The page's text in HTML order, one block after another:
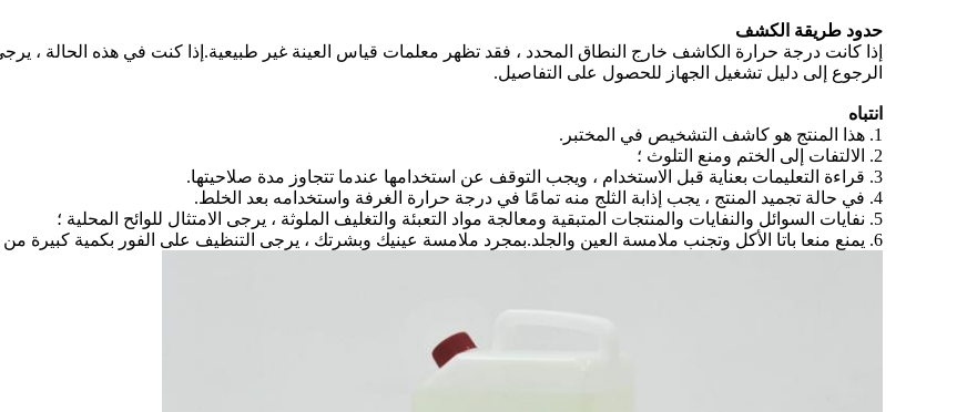
حدود طريقة الكشف
إذا كانت درجة حرارة الكاشف خارج النطاق المحدد ، فقد تظهر معلمات قياس العينة غير طبيعية.إذا كنت في هذه الحالة ،
الرجوع إلى دليل تشغيل الجهاز للحصول على التفاصيل.
انتباه
1. هذا المنتج هو كاشف التشخيص في المختبر.
2. الالتفات إلى الختم ومنع التلوث ؛
3. قراءة التعليمات بعناية قبل الاستخدام ، ويجب التوقف عن استخدامها عندما تتجاوز مدة صلاحيتها.
4. في حالة تجميد المنتج ، يجب إذابة الثلج منه تمامًا في درجة حرارة الغرفة واستخدامه بعد الخلط.
5. نفايات السوائل والنفايات والمنتجات المتبقية ومعالجة مواد التعبئة والتغليف الملوثة ، يرجى الامتثال للوائح المحلية ؛
6. يمنع منعا باتا الأكل وتجنب ملامسة العين والجلد.بمجرد ملامسة عينيك وبشرتك ، يرجى التنظيف على الفور بكمية كبيرة من الماء وطلب المشورة الطبية.